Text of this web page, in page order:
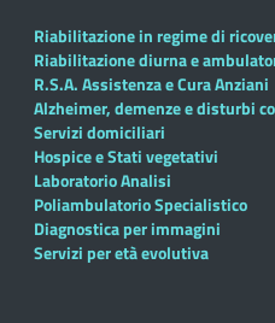
Riabilitazione in regime di
Riabilitazione diurna e
R.S.A. Assistenza e Cura Anziani
Alzheimer, demenze e disturbi
Servizi domiciliari
Hospice e Stati vegetativi
Laboratorio Analisi
Poliambulatorio Specialistico
Diagnostica per immagini
Servizi per età evolutiva